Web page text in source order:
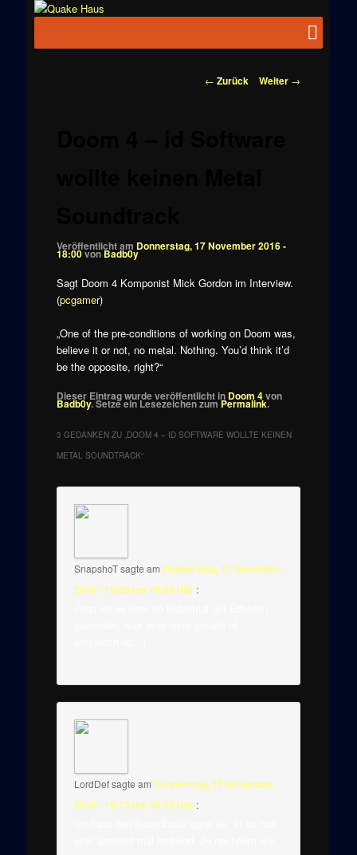
News zu
Beitragsnavigation
← Zurück Weiter →
Veröffentlicht am Donnerstag, 17 November 2016 -
18:00vonBadb0y
Sagt Doom 4 Komponist Mick Gordon im Interview.
(pcgamer)
„One of the pre-conditions of working on Doom was,
believe it or not, no metal. Nothing. You’d think it’d
be the opposite, right?“
Dieser Eintrag wurde veröffentlicht in Doom 4von
Badb0y. Setze ein Lesezeichen zumPermalink.
3 GEDANKEN ZU „DOOM 4 – ID SOFTWARE WOLLTE KEINEN
METAL SOUNDTRACK“
SnapshoTsagte am Donnerstag, 17 November
2016 - 19:00 um 19:00 Uhr :
LordDefsagte am Donnerstag, 17 November
2016 - 19:12 um 19:12 Uhr :